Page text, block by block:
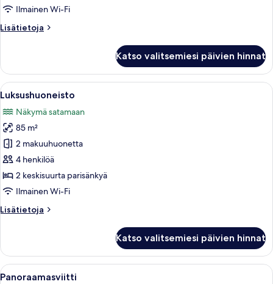
Ilmainen Wi-Fi
Lisätietoja
Lisätietoja
Katso valitsemiesi päivien hinnat
Avaa
kaikki
huonetyypin
Luksushuoneisto
kuvat
Moderni makuuhuone, jossa on
9
Luksushuoneisto
Näkymä satamaan
85 m²
2 makuuhuonetta
4 henkilöä
2 keskisuurta parisänkyä
Ilmainen Wi-Fi
Lisätietoja
Lisätietoja
Katso valitsemiesi päivien hinnat
Avaa
Moderni olohuone, jossa on sohva,
10
Panoraamasviitti